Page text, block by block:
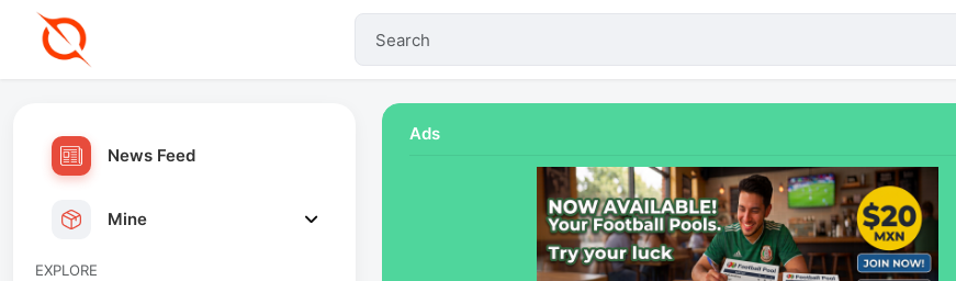
News Feed
Mine
EXPLORE
Ads